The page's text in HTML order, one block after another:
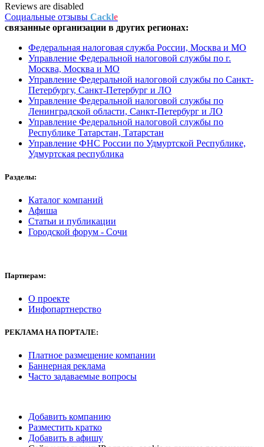
Reviews are disabled
Социальные отзывы Cackle
связанные организации в других регионах:
Федеральная налоговая служба России, Москва и МО
Управление Федеральной налоговой службы по г.
Москва, Москва и МО
Управление Федеральной налоговой службы по Санкт-
Петербургу, Санкт-Петербург и ЛО
Управление Федеральной налоговой службы по
Ленинградской области, Санкт-Петербург и ЛО
Управление Федеральной налоговой службы по
Республике Татарстан, Татарстан
Управление ФНС России по Удмуртской Республике,
Удмуртская республика
Разделы:
Каталог компаний
Афиша
Статьи и публикации
Городской форум - Сочи
Партнерам:
О проекте
Инфопартнерство
РЕКЛАМА НА ПОРТАЛЕ:
Платное размещение компании
Баннерная реклама
Часто задаваемые вопросы
Добавить компанию
Разместить кратко
Добавить в афишу